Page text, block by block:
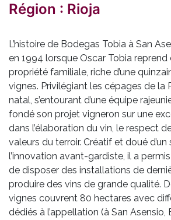
Région : Rioja
L’histoire de Bodegas Tobia à San
en 1994 lorsque Oscar Tobia reprend
propriété familiale, riche d’une
vignes. Privilégiant les cépages de la
natal, s’entourant d’une équipe
fondé son projet vigneron sur une
dans l’élaboration du vin, le respect
valeurs du terroir. Créatif et doué d’un
l’innovation avant-gardiste, il a
de disposer des installations de
produire des vins de grande qualité.
vignes couvrent 80 hectares avec
dédiés à l’appellation (à San Asensio,